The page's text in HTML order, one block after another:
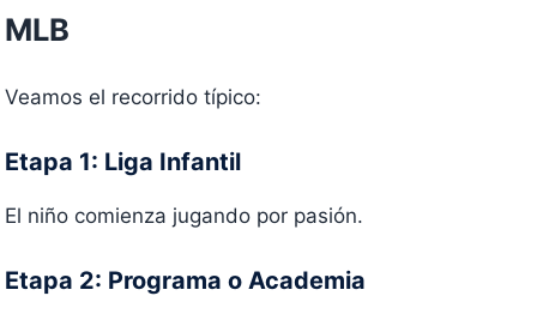
MLB
Veamos el recorrido típico:
Etapa 1: Liga Infantil
El niño comienza jugando por pasión.
Etapa 2: Programa o Academia